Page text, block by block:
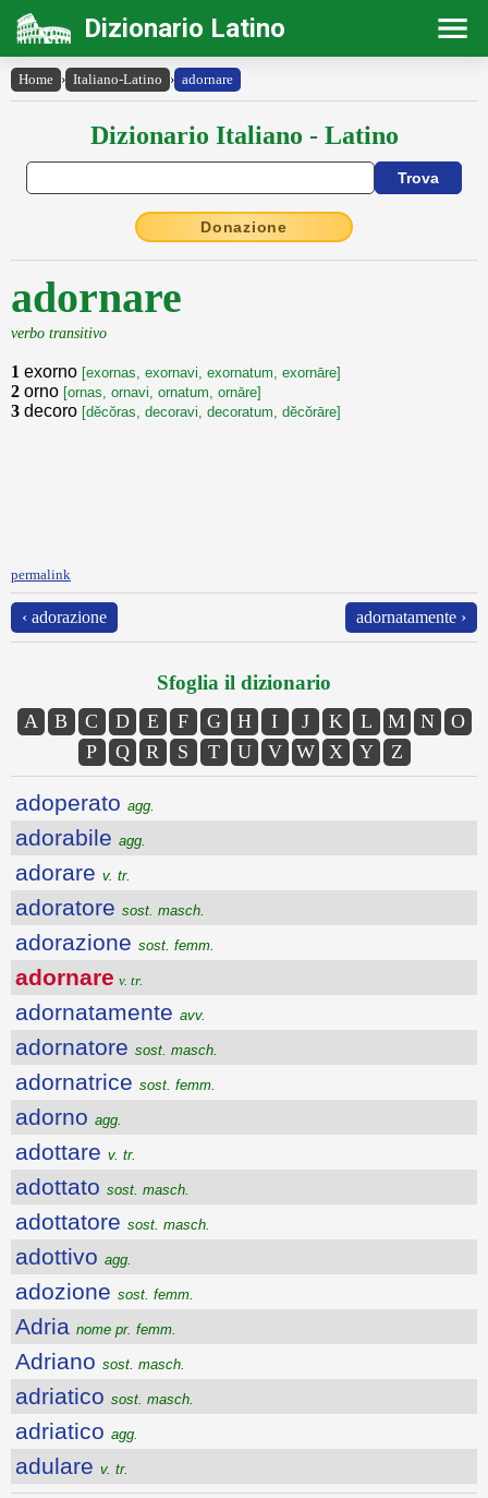
Dizionario Latino
Home › Italiano-Latino › adornare
Dizionario Italiano - Latino
Donazione
adornare
verbo transitivo
1 exorno [exornas, exornavi, exornatum, exornāre]
2 orno [ornas, ornavi, ornatum, ornāre]
3 decoro [dĕcŏras, decoravi, decoratum, dĕcŏrāre]
permalink
‹ adorazione adornatamente ›
Sfoglia il dizionario
A B C D E F G H I J K L M N
O
P
Q R S T U V W X Y Z
adoperato agg.
adorabile agg.
adorare v. tr.
adoratore sost. masch.
adorazione sost. femm.
adornare v. tr.
adornatamente avv.
adornatore sost. masch.
adornatrice sost. femm.
adorno agg.
adottare v. tr.
adottato sost. masch.
adottatore sost. masch.
adottivo agg.
adozione sost. femm.
Adria nome pr. femm.
Adriano sost. masch.
adriatico sost. masch.
adriatico agg.
adulare v. tr.